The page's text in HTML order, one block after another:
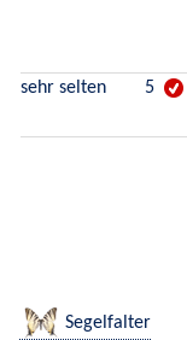
sehr selten 5
Segelfalter